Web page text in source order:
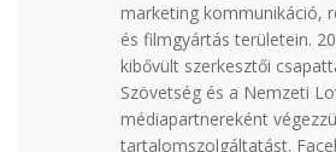
marketing kommunikáció,
és filmgyártás területein.
kibővült szerkesztői
Szövetség és a Nemzeti
médiapartnereként
tartalomszolgáltatást.